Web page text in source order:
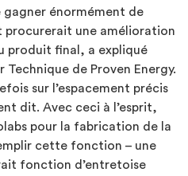
énormément de
procurerait une amélioration
produit final, a expliqué
de Proven Energy.
sur l’espacement précis
dit. Avec ceci à l’esprit,
pour la fabrication de la
cette fonction – une
fonction d’entretoise